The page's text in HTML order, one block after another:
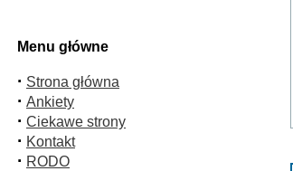
Menu główne
· Strona główna
· Ankiety
· Ciekawe strony
· Kontakt
· RODO